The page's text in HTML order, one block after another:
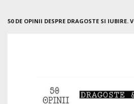
50 DE OPINII DESPRE DRAGOSTE SI IUBIRE.